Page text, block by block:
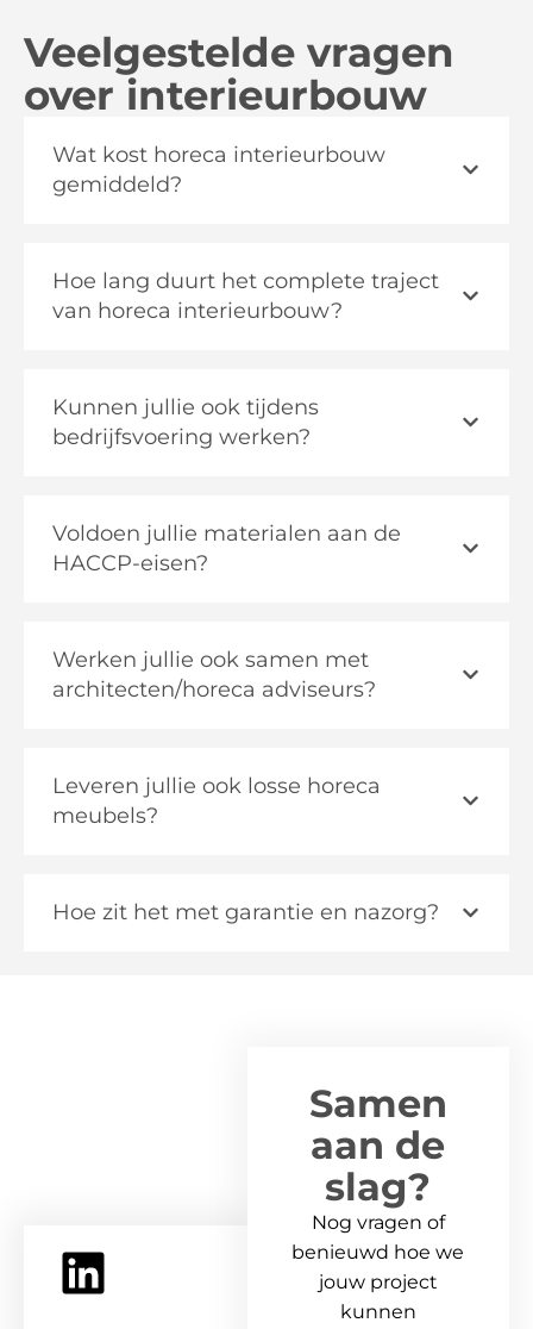
Veelgestelde vragen
over interieurbouw
Wat kost horeca interieurbouw
gemiddeld?
Hoe lang duurt het complete traject
van horeca interieurbouw?
Kunnen jullie ook tijdens
bedrijfsvoering werken?
Voldoen jullie materialen aan de
HACCP-eisen?
Werken jullie ook samen met
architecten/horeca adviseurs?
Leveren jullie ook losse horeca
meubels?
Hoe zit het met garantie en nazorg?
Samen
aan de
slag?
Nog vragen of
benieuwd hoe we
jouw project
kunnen